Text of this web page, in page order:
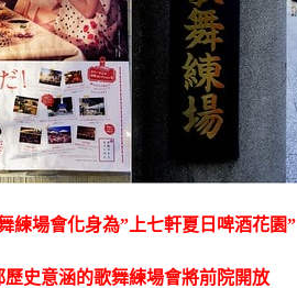
練場會化身為”上七軒夏日啤酒花園”
史意涵的歌舞練場會將前院開放